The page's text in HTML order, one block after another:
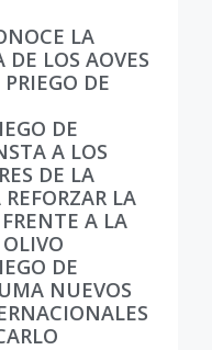
LA
DE LOS AOVES
DE
DE
A LOS
DE LA
LA
A LA
DE
NUEVOS